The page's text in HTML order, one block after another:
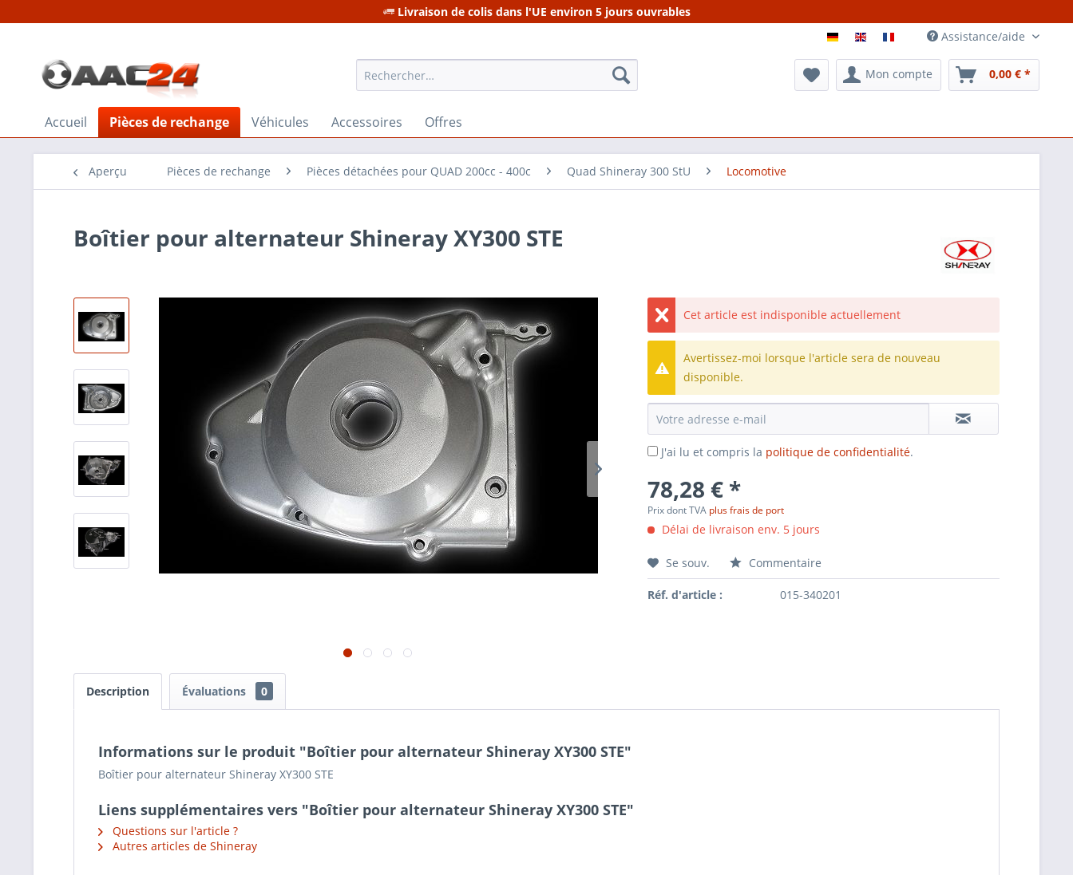
Livraison de colis dans l'UE environ 5 jours ouvrables
Assistance/aide
Mon compte 0,00 € *
Accueil Pièces de rechange Véhicules Accessoires Offres
Aperçu Pièces de rechange Pièces détachées pour QUAD 200cc - 400c Quad Shineray 300 StU Locomotive
Boîtier pour alternateur Shineray XY300 STE
Cet article est indisponible actuellement
Avertissez-moi lorsque l'article sera de nouveau
disponible.
J'ai lu et compris la politique de confidentialité.
78,28 € *
Prix dont TVA plus frais de port
Délai de livraison env. 5 jours
Se souv. Commentaire
Réf. d'article : 015-340201
Description Évaluations 0
Informations sur le produit "Boîtier pour alternateur Shineray XY300 STE"
Boîtier pour alternateur Shineray XY300 STE
Liens supplémentaires vers "Boîtier pour alternateur Shineray XY300 STE"
Questions sur l'article ?
Autres articles de Shineray